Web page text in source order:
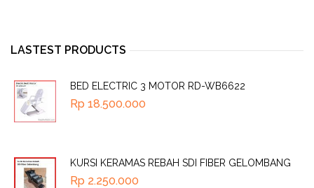
LASTEST PRODUCTS
BED ELECTRIC 3 MOTOR RD-WB6622
Rp 18.500.000
KURSI KERAMAS REBAH SDI FIBER GELOMBANG
Rp 2.250.000